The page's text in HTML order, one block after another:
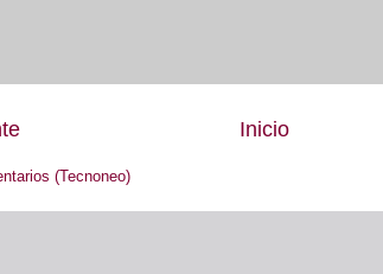
Inicio
(Tecnoneo)